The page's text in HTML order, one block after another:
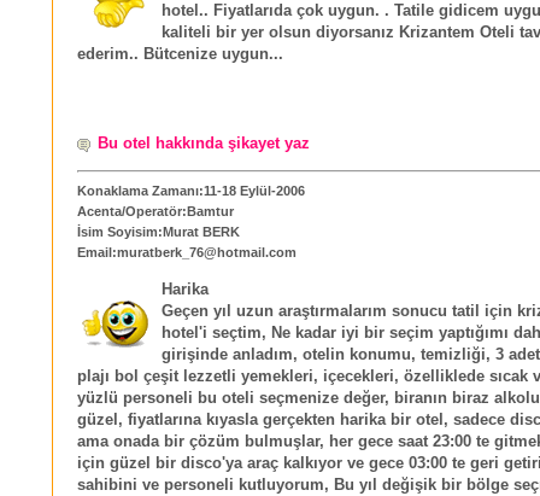
hotel.. Fiyatlarıda çok uygun. . Tatile gidicem
kaliteli bir yer olsun diyorsanız Krizantem Oteli
ederim.. Bütcenize uygun...
Bu otel hakkında şikayet yaz
Konaklama Zamanı:11-18 Eylül-2006
Acenta/Operatör:Bamtur
İsim Soyisim:Murat BERK
Email:muratberk_76@hotmail.com
Harika
Geçen yıl uzun araştırmalarım sonucu tatil için
hotel'i seçtim, Ne kadar iyi bir seçim yaptığımı
girişinde anladım, otelin konumu, temizliği, 3
plajı bol çeşit lezzetli yemekleri, içecekleri, özelliklede sıcak
yüzlü personeli bu oteli seçmenize değer, biranın biraz alkolu
güzel, fiyatlarına kıyasla gerçekten harika bir otel, sadece
ama onada bir çözüm bulmuşlar, her gece saat 23:00 te
için güzel bir disco'ya araç kalkıyor ve gece 03:00 te geri
sahibini ve personeli kutluyorum, Bu yıl değişik bir bölge